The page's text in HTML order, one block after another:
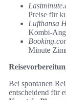
Preise für
Lufthansa
Kombi-
Minute
Bei spontanen
entscheidend für